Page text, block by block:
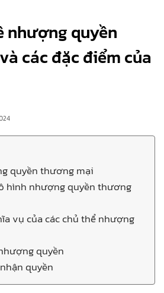
nhượng quyền
các đặc điểm của
quyền thương mại
hình nhượng quyền thương
vụ của các chủ thể nhượng
quyền
quyền